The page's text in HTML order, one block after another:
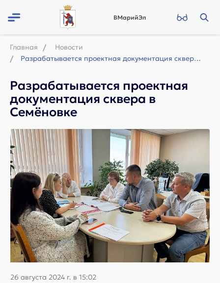
ВМарийЭл
Главная
Новости
Разрабатывается проектная документация сквера в Семёновке
Разрабатывается проектная
документация сквера в
Семёновке
26 августа 2024 г. в 15:02